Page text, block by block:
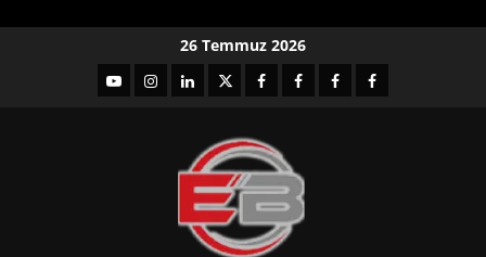
26 Temmuz 2026
YouTubeInstagram
LinkedIntwitterfacebook-Facebook-
Facebook-Facebook-